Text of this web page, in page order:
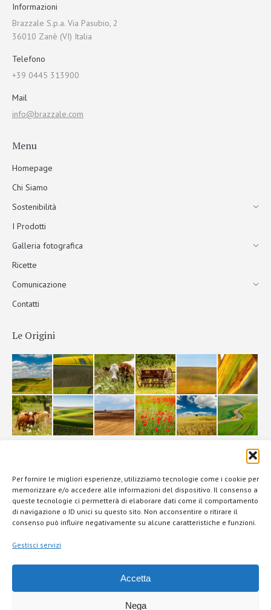
Per fornire le migliori esperienze, utilizziamo tecnologie come i cookie per
memorizzare e/o accedere alle informazioni del dispositivo. Il consenso a
queste tecnologie ci permetterà di elaborare dati come il comportamento
di navigazione o ID unici su questo sito. Non acconsentire o ritirare il
consenso può influire negativamente su alcune caratteristiche e funzioni.
Gestisci servizi
Accetta
Nega
Informazioni
Brazzale S.p.a. Via Pasubio, 2
36010 Zanè (VI) Italia
Telefono
+39 0445 313900
Mail
info@brazzale.com
Menu
Homepage
Chi Siamo
Sostenibilità
I Prodotti
Galleria fotografica
Ricette
Comunicazione
Contatti
Le Origini
cookieper offrirti la migliore esperienza.